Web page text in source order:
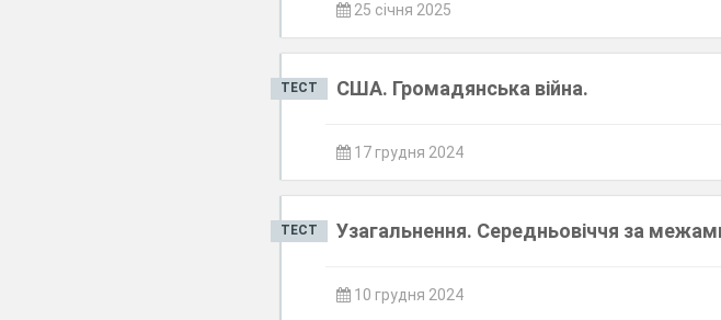
25 січня 2025
ТЕСТ США. Громадянська війна.
17 грудня 2024
ТЕСТ Узагальнення. Середньовіччя за
10 грудня 2024